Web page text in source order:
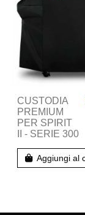
CUSTODIA
PREMIUM
PER SPIRIT
II - SERIE 300
Aggiungi al